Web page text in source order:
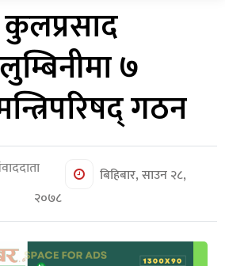
कुलप्रसाद
७
गठन
बिहिबार, साउन २८,
२०७८